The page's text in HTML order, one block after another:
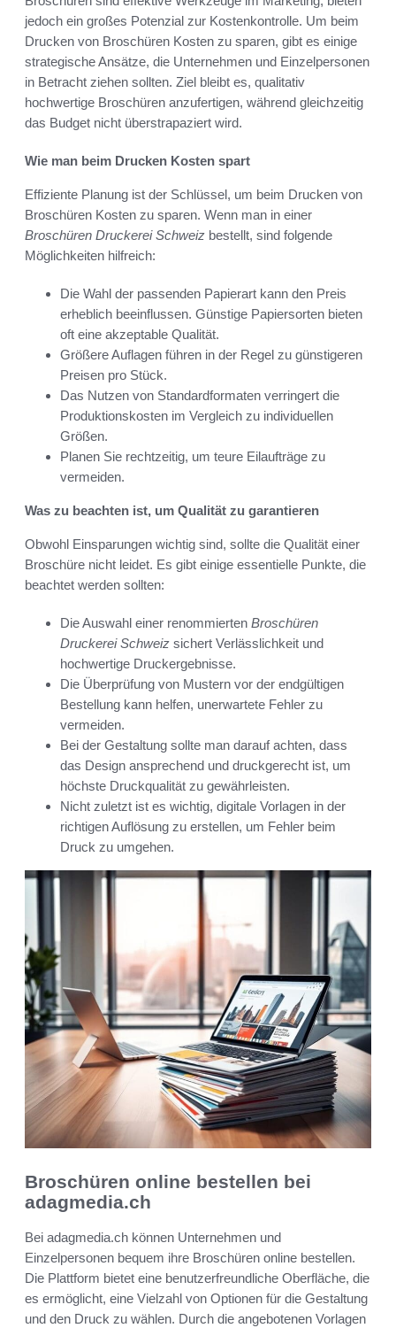
jedoch ein großes Potenzial zur Kostenkontrolle. Um beim
Drucken von Broschüren Kosten zu sparen, gibt es einige
strategische Ansätze, die Unternehmen und Einzelpersonen
in Betracht ziehen sollten. Ziel bleibt es, qualitativ
hochwertige Broschüren anzufertigen, während gleichzeitig
das Budget nicht überstrapaziert wird.
Wie man beim Drucken Kosten spart
Effiziente Planung ist der Schlüssel, um beim Drucken von
Broschüren Kosten zu sparen. Wenn man in einer
Broschüren Druckerei Schweiz bestellt, sind folgende
Möglichkeiten hilfreich:
Die Wahl der passenden Papierart kann den Preis
erheblich beeinflussen. Günstige Papiersorten bieten
oft eine akzeptable Qualität.
Größere Auflagen führen in der Regel zu günstigeren
Preisen pro Stück.
Das Nutzen von Standardformaten verringert die
Produktionskosten im Vergleich zu individuellen
Größen.
Planen Sie rechtzeitig, um teure Eilaufträge zu
vermeiden.
Was zu beachten ist, um Qualität zu garantieren
Obwohl Einsparungen wichtig sind, sollte die Qualität einer
Broschüre nicht leidet. Es gibt einige essentielle Punkte, die
beachtet werden sollten:
Die Auswahl einer renommierten Broschüren
Druckerei Schweiz sichert Verlässlichkeit und
hochwertige Druckergebnisse.
Die Überprüfung von Mustern vor der endgültigen
Bestellung kann helfen, unerwartete Fehler zu
vermeiden.
Bei der Gestaltung sollte man darauf achten, dass
das Design ansprechend und druckgerecht ist, um
höchste Druckqualität zu gewährleisten.
Nicht zuletzt ist es wichtig, digitale Vorlagen in der
richtigen Auflösung zu erstellen, um Fehler beim
Druck zu umgehen.
Broschüren online bestellen bei
adagmedia.ch
Bei adagmedia.ch können Unternehmen und
Einzelpersonen bequem ihre Broschüren online bestellen.
Die Plattform bietet eine benutzerfreundliche Oberfläche, die
es ermöglicht, eine Vielzahl von Optionen für die Gestaltung
und den Druck zu wählen. Durch die angebotenen Vorlagen